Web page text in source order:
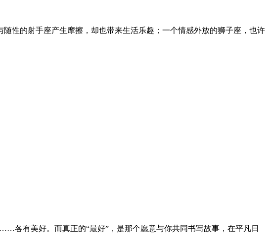
性的射手座产生摩擦，却也带来生活乐趣；一个情感外放的狮子座，也许
各有美好。而真正的“最好”，是那个愿意与你共同书写故事，在平凡日